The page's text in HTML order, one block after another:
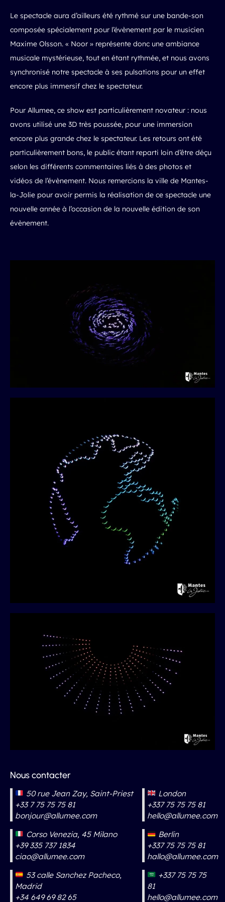
Le spectacle aura d’ailleurs été rythmé sur une bande-son
composée spécialement pour l’évènement par le musicien
Maxime Olsson. « Noor » représente donc une ambiance
musicale mystérieuse, tout en étant rythmée, et nous avons
synchronisé notre spectacle à ses pulsations pour un effet
encore plus immersif chez le spectateur.
Pour Allumee, ce show est particulièrement novateur : nous
avons utilisé une 3D très poussée, pour une immersion
encore plus grande chez le spectateur. Les retours ont été
particulièrement bons, le public étant reparti loin d’être déçu
selon les différents commentaires liés à des photos et
vidéos de l’évènement. Nous remercions la ville de Mantes-
la-Jolie pour avoir permis la réalisation de ce spectacle une
nouvelle année à l’occasion de la nouvelle édition de son
évènement.
Nous contacter
50 rue Jean Zay, Saint-Priest
+33 7 75 75 75 81
bonjour@allumee.com
Corso Venezia, 45 Milano
+39 335 737 1834
ciao@allumee.com
53 calle Sanchez Pacheco,
Madrid
+34 649 69 82 65
London
+337 75 75 75 81
hello@allumee.com
Berlin
+337 75 75 75 81
hallo@allumee.com
+337 75 75 75
81
hello@allumee.com